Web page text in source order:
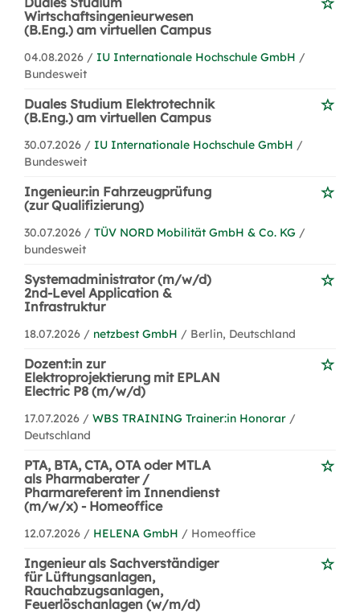
Wirtschaftsingenieurwesen
(B.Eng.) am virtuellen Campus
04.08.2026 / IU Internationale Hochschule GmbH /
Bundesweit
Duales Studium Elektrotechnik
(B.Eng.) am virtuellen Campus
30.07.2026 / IU Internationale Hochschule GmbH /
Bundesweit
Ingenieur:in Fahrzeugprüfung
(zur Qualifizierung)
30.07.2026 / TÜV NORD Mobilität GmbH & Co. KG /
bundesweit
Systemadministrator (m/w/d)
2nd-Level Application &
Infrastruktur
18.07.2026 / netzbest GmbH / Berlin, Deutschland
Dozent:in zur
Elektroprojektierung mit EPLAN
Electric P8 (m/w/d)
17.07.2026 / WBS TRAINING Trainer:in Honorar /
Deutschland
PTA, BTA, CTA, OTA oder MTLA
als Pharmaberater /
Pharmareferent im Innendienst
(m/w/x) - Homeoffice
12.07.2026 / HELENA GmbH / Homeoffice
Ingenieur als Sachverständiger
für Lüftungsanlagen,
Rauchabzugsanlagen,
Feuerlöschanlagen (w/m/d)